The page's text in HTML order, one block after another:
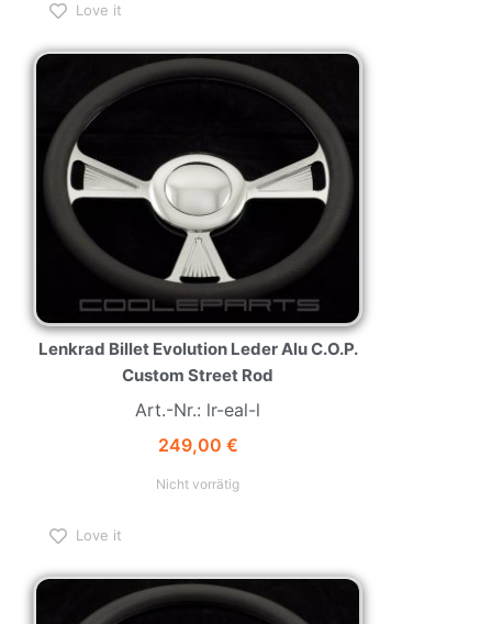
Love it
Lenkrad Billet Evolution Leder Alu C.O.P.
Custom Street Rod
Art.-Nr.: lr-eal-l
249,00 €
Nicht vorrätig
Love it